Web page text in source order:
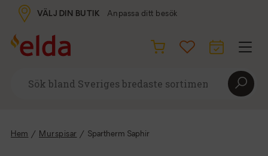
VÄLJ DIN BUTIK Anpassa ditt besök
Hem / Murspisar / Spartherm Saphir